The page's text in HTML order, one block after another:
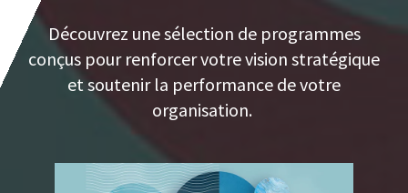
Découvrez une sélection de programmes
conçus pour renforcer votre vision stratégique
et soutenir la performance de votre
organisation.